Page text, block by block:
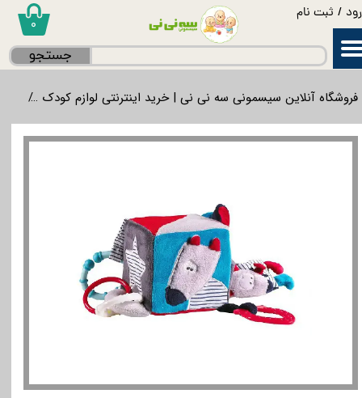
/ ثبت نام
حساب کاربری من
۰
جستجو
فروشگاه آنلاین سیسمونی سه نی نی | خرید اینترنتی لوازم کودک